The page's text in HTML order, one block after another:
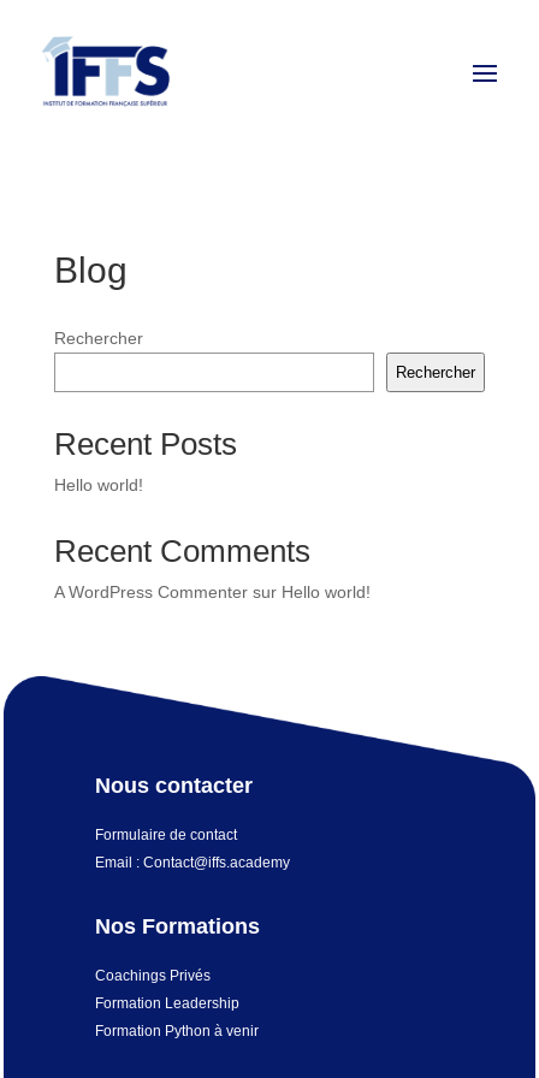
Blog
Rechercher
Rechercher
Recent Posts
Hello world!
Recent Comments
A WordPress Commentersur Hello world!
Nous contacter
Formulaire de contact
Email : Contact@iffs.academy
Nos Formations
Coachings Privés
Formation Leadership
Formation Python à venir